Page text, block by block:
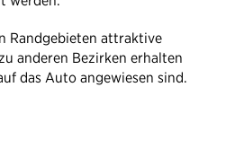
Randgebieten attraktive
anderen Bezirken erhalten
das Auto angewiesen sind.